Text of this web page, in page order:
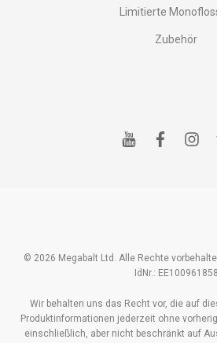
Limitierte
Zubehör
y f i
© 2026 Megabalt Ltd. Alle Rechte
IdNr.: EE100961858
Wir behalten uns das Recht vor, die auf
Produktinformationen jederzeit ohne
einschließlich, aber nicht beschränkt auf